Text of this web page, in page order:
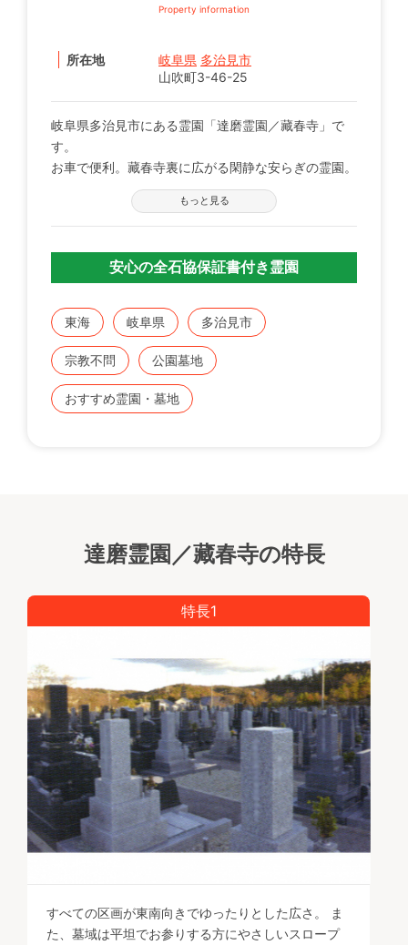
Property information
所在地 岐阜県 多治見市
山吹町3-46-25
岐阜県多治見市にある霊園「達磨霊園／藏春寺」で
す。
お車で便利。藏春寺裏に広がる閑静な安らぎの霊園。
■全区画東南向きのゆったりとした広さ
■全区画平坦地、人にやさしいスロープ道路
■宗旨、宗派を問いません
■墓石の建立期限はありません
■墓地の近くまでお車の乗り入れができます
＜永代供養墓 浄光塔＞
本来の継承者に代わって寺院が合祀、永代に管理供養
します。
もっと見る
安心の全石協保証書付き霊園
東海 岐阜県 多治見市
宗教不問 公園墓地
おすすめ霊園・墓地
達磨霊園／藏春寺の特長
特長1
すべての区画が東南向きでゆったりとした広さ。 ま
た、墓域は平坦でお参りする方にやさしいスロープ